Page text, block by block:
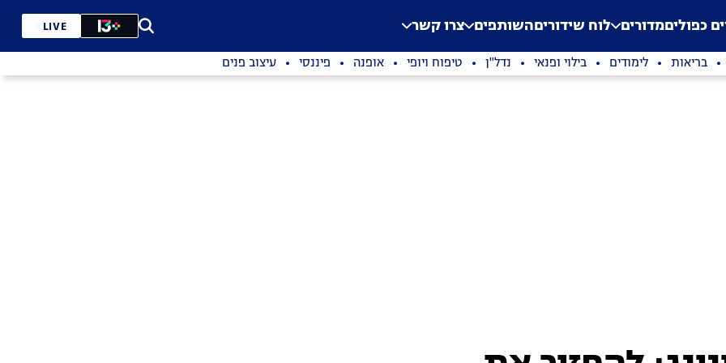
Application error: a
. כפוליםמדורים לוח שידוריםהשותפים צרו קשר LIVE
בריאות לימודים בילוי ופנאי נדל"ן טיפוח ויופי אופנה פיננסי עיצוב פנים